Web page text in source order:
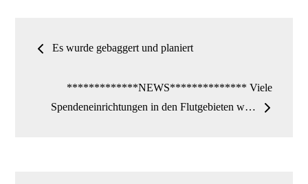
Beitrags-
Es wurde gebaggert und planiert
*************NEWS************** Viele
Spendeneinrichtungen in den Flutgebieten w…